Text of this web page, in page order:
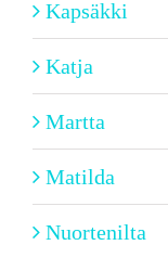
Kapsäkki
Katja
Martta
Matilda
Nuortenilta